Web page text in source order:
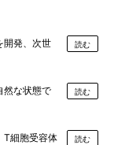
開発、次世
読む
然な状態で
読む
T細胞受容体
読む